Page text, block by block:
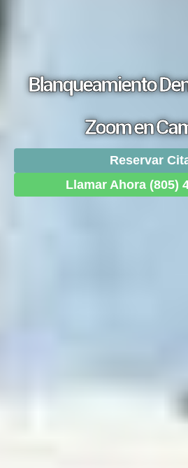
Blanqueamiento
Zoom en
Reservar
Llamar Ahora (805)